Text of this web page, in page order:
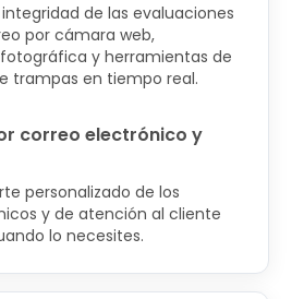
de las evaluaciones
por cámara web,
y herramientas de
trampas en tiempo real.
correo electrónico y
personalizado de los
y de atención al cliente
lo necesites.